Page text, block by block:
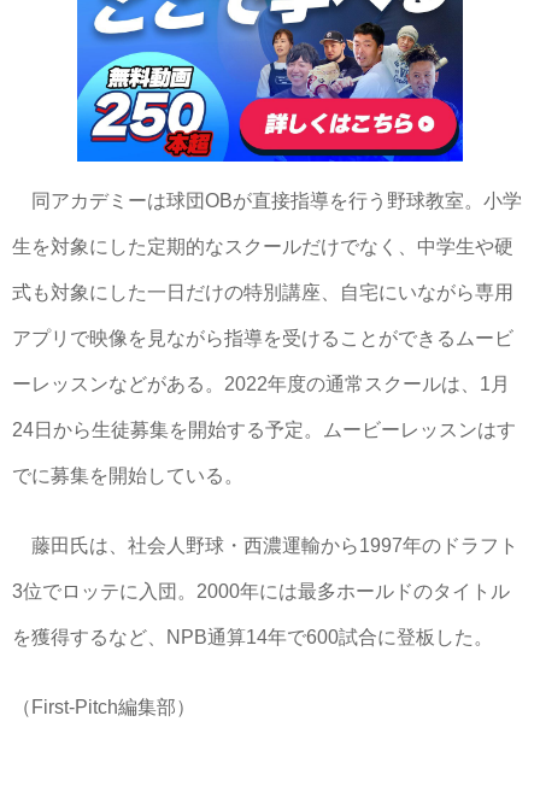
同アカデミーは球団OBが直接指導を行う野球教室。小学
生を対象にした定期的なスクールだけでなく、中学生や硬
式も対象にした一日だけの特別講座、自宅にいながら専用
アプリで映像を見ながら指導を受けることができるムービ
ーレッスンなどがある。2022年度の通常スクールは、1月
24日から生徒募集を開始する予定。ムービーレッスンはす
でに募集を開始している。
藤田氏は、社会人野球・西濃運輸から1997年のドラフト
3位でロッテに入団。2000年には最多ホールドのタイトル
を獲得するなど、NPB通算14年で600試合に登板した。
（First-Pitch編集部）